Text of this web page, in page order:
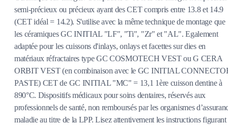
semi-précieux ou précieux ayant des CET compris entre 13.8 et 14.9
(CET idéal = 14.2). S'utilise avec la même technique de montage que
les céramiques GC INITIAL "LF", "Ti", "Zr" et "AL". Egalement
adaptée pour les cuissons d'inlays, onlays et facettes sur dies en
matériaux réfractaires type GC COSMOTECH VEST ou G CERA
ORBIT VEST (en combinaison avec le GC INITIAL
PASTE) CET de GC INITIAL "MC" = 13,1 1ère cuisson dentine à
890°C. Dispositifs médicaux pour soins dentaires, réservés aux
professionnels de santé, non remboursés par les organismes
maladie au titre de la LPP. Lisez attentivement les instructions figurant